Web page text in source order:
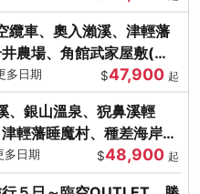
纜車、奧入瀨溪、津輕藩
農場、角館武家屋敷(不
日期 $47,900 起
、銀山溫泉、猊鼻溪輕
輕藩睡魔村、種差海岸、
日期 $48,900 起